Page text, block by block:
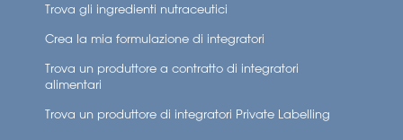
Trova gli ingredienti nutraceutici
Crea la mia formulazione di integratori
Trova un produttore a contratto di integratori
alimentari
Trova un produttore di integratori Private Labelling